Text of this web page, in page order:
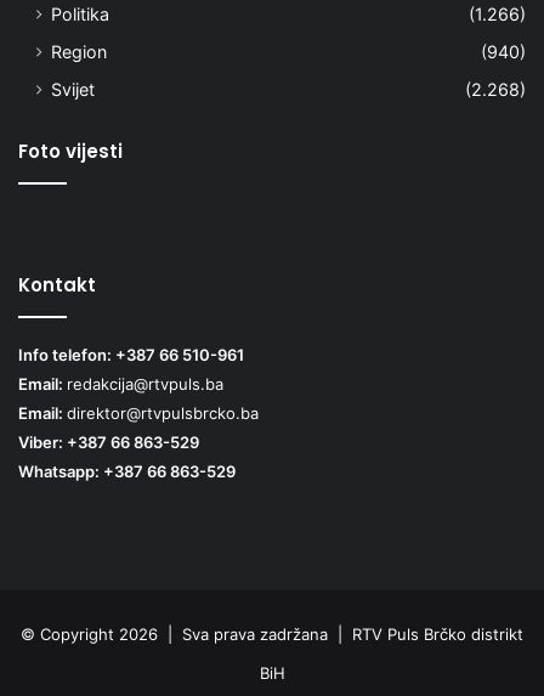
Politika
(1.266)
Region
(940)
Svijet
(2.268)
Foto vijesti
Kontakt
Info telefon: +387 66 510-961
Email: redakcija@rtvpuls.ba
Email: direktor@rtvpulsbrcko.ba
Viber: +387 66 863-529
Whatsapp: +387 66 863-529
© Copyright 2026 | Sva prava zadržana | RTV Puls Brčko distrikt
BiH